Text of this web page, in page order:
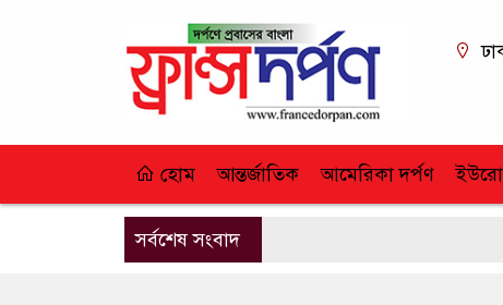
হোম আন্তর্জাতিক আমেরিকা দর্পণ
সর্বশেষ সংবাদ